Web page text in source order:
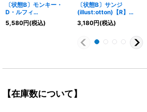
〔状態B〕モンキー・
D・ルフィ
(illust:Nijihayashi)
【P】{P-041}
5,580円(税込)
〔状態B〕サンジ
(illust:otton)【R】
{EB02-054}
3,180円(税込)
【在庫数について】